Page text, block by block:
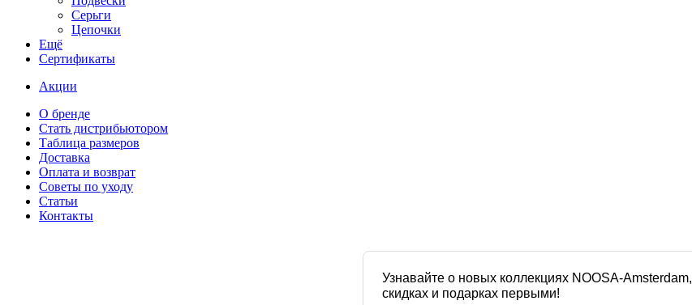
Серьги
Цепочки
Ещё
Сертификаты
Акции
О бренде
Стать дистрибьютором
Таблица размеров
Доставка
Оплата и возврат
Советы по уходу
Статьи
Контакты
Узнавайте о новых коллекциях NOOSA-Amsterdam,
скидках и подарках первыми!